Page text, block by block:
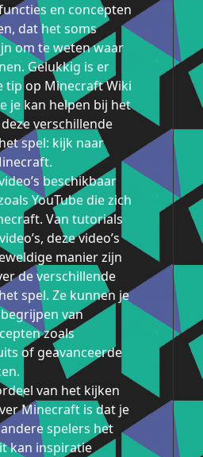
en concepten
dat het soms
om te weten waar
Gelukkig is er
tip op Minecraft Wiki
je kan helpen bij het
verschillende
spel: kijk naar
beschikbaar
YouTube die zich
Van tutorials
deze video’s
manier zijn
de verschillende
spel. Ze kunnen je
van
zoals
of geavanceerde
van het kijken
Minecraft is dat je
spelers het
kan inspiratie